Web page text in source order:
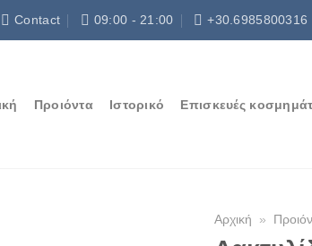
Contact 09:00 - 21:00 +30.6985800316
Προιόντα Ιστορικό Επισκευές
Αρχική »